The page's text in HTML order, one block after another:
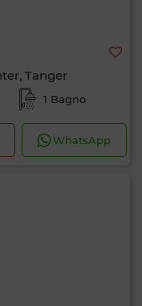
Tanger
1 Bagno
WhatsApp